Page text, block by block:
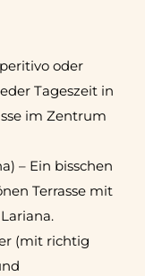
oder
Tageszeit in
im Zentrum
– Ein bisschen
Terrasse mit
(mit richtig